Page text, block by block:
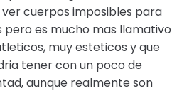
cuerpos imposibles para
es mucho mas llamativo
muy esteticos y que
tener con un poco de
aunque realmente son